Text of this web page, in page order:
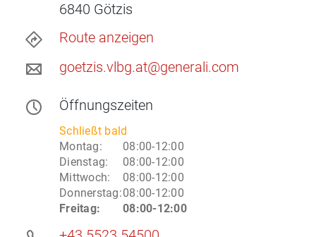
6840 Götzis
Route anzeigen
goetzis.vlbg.at@generali.com
Öffnungszeiten
Schließt bald
Montag:
08:00-12:00
Dienstag:
08:00-12:00
Mittwoch:
08:00-12:00
Donnerstag:08:00-12:00
Freitag: 08:00-12:00